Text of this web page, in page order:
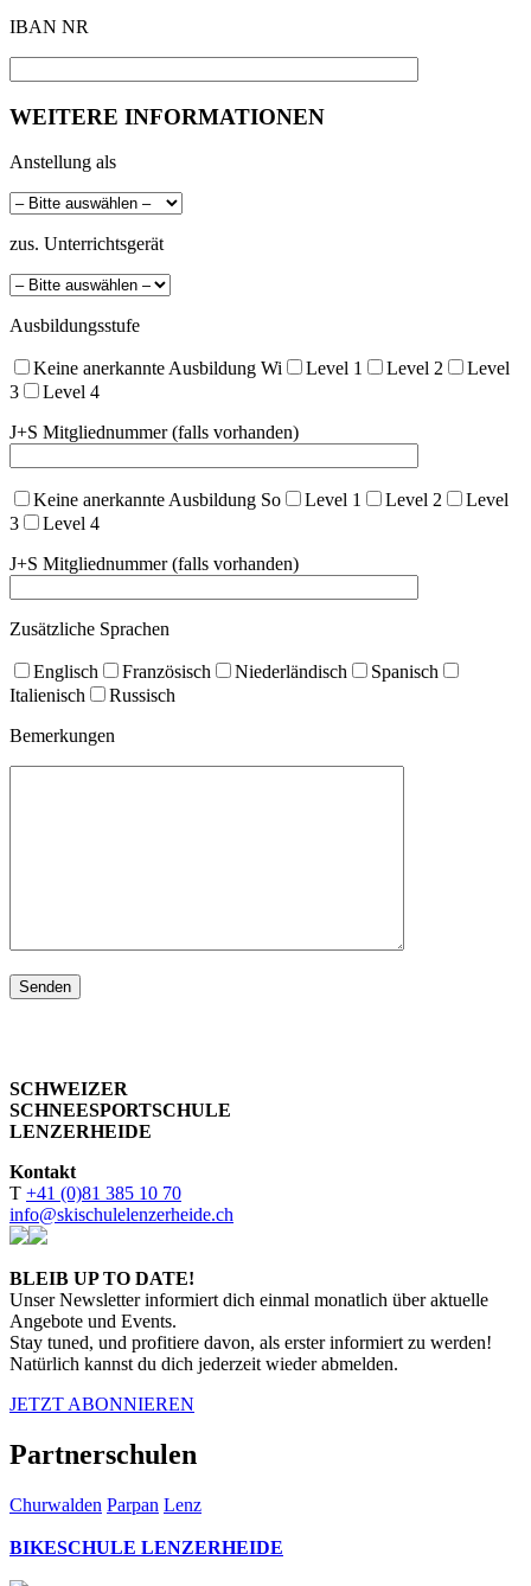
IBAN NR
WEITERE INFORMATIONEN
Anstellung als
zus. Unterrichtsgerät
Ausbildungsstufe
Keine anerkannte Ausbildung Wi Level 1 Level 2
Level
3
Level 4
J+S Mitgliednummer (falls vorhanden)
Keine anerkannte Ausbildung So Level 1 Level 2
Level
3
Level 4
J+S Mitgliednummer (falls vorhanden)
Zusätzliche Sprachen
Englisch Französisch Niederländisch
Spanisch
Italienisch
Russisch
Bemerkungen
SCHWEIZER
SCHNEESPORTSCHULE
LENZERHEIDE
Kontakt
T +41 (0)81 385 10 70
info@skischulelenzerheide.ch
BLEIB UP TO DATE!
Unser Newsletter informiert dich einmal monatlich über aktuelle
Angebote und Events.
Stay tuned, und profitiere davon, als erster informiert zu werden!
Natürlich kannst du dich jederzeit wieder abmelden.
JETZT ABONNIEREN
Partnerschulen
Churwalden Parpan Lenz
BIKESCHULE LENZERHEIDE